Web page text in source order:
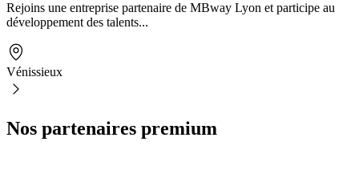
Rejoins une entreprise partenaire de MBway Lyon et participe au
développement des talents...
Vénissieux
Nos partenaires premium